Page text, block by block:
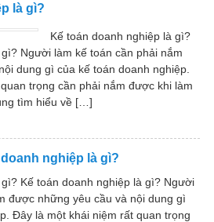
là gì?
Kế toán doanh nghiệp là gì?
Người làm kế toán cần phải nắm
dung gì của kế toán doanh nghiệp.
trọng cần phải nắm được khi làm
tìm hiểu về […]
nghiệp là gì?
Kế toán doanh nghiệp là gì? Người
được những yêu cầu và nội dung gì
Đây là một khái niệm rất quan trọng